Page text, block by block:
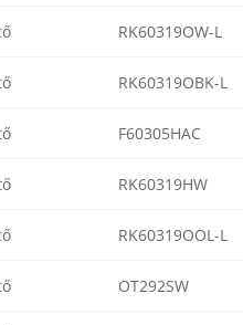
RK60319OW-L
RK60319OBK-L
F60305HAC
RK60319HW
RK60319OOL-L
OT292SW